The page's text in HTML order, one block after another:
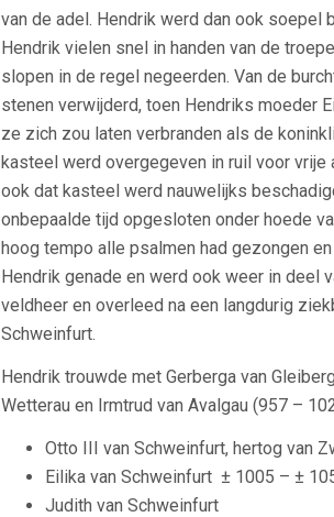
van de adel. Hendrik werd dan ook soepel
Hendrik vielen snel in handen van de
slopen in de regel negeerden. Van de
stenen verwijderd, toen Hendriks moeder
ze zich zou laten verbranden als de
kasteel werd overgegeven in ruil voor vrije
ook dat kasteel werd nauwelijks
onbepaalde tijd opgesloten onder hoede
hoog tempo alle psalmen had gezongen
Hendrik genade en werd ook weer in deel
veldheer en overleed na een langdurig
Schweinfurt.
Hendrik trouwde met Gerberga van
Wetterau en Irmtrud van Avalgau (957 –
Otto III van Schweinfurt, hertog van
Eilika van Schweinfurt ± 1005 – ±
Judith van Schweinfurt